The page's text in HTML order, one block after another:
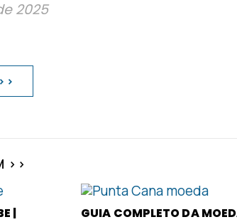
2025
>>
|
GUIA COMPLETO DA